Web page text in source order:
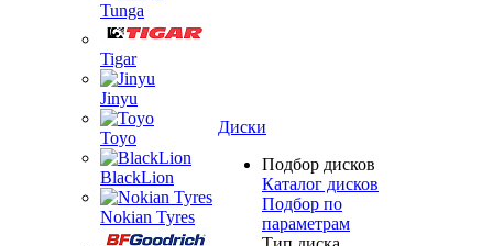
Tunga
Tigar
Jinyu
Toyo
BlackLion
Nokian Tyres
Диски
Подбор дисков
Каталог дисков
Подбор по
параметрам